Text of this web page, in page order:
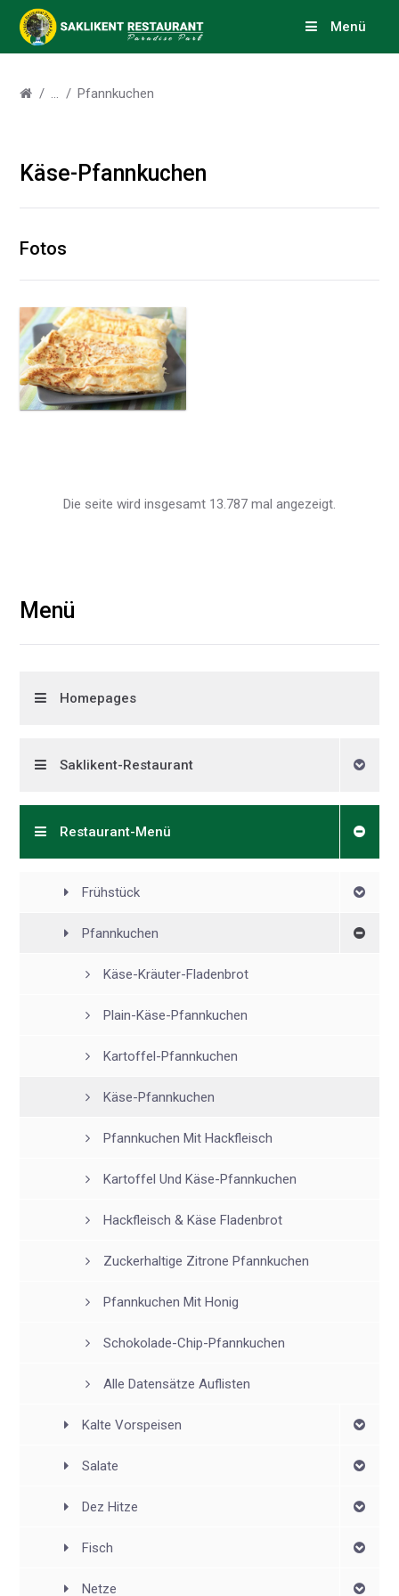
Menü
Pfannkuchen
Käse-Pfannkuchen
Fotos
Die seite wird insgesamt 13.787 mal angezeigt.
Menü
Homepages
Saklikent-Restaurant
Restaurant-Menü
Frühstück
Pfannkuchen
Käse-Kräuter-Fladenbrot
Plain-Käse-Pfannkuchen
Kartoffel-Pfannkuchen
Käse-Pfannkuchen
Pfannkuchen Mit Hackfleisch
Kartoffel Und Käse-Pfannkuchen
Hackfleisch & Käse Fladenbrot
Zuckerhaltige Zitrone Pfannkuchen
Pfannkuchen Mit Honig
Schokolade-Chip-Pfannkuchen
Alle Datensätze Auflisten
Kalte Vorspeisen
Salate
Dez Hitze
Fisch
Netze